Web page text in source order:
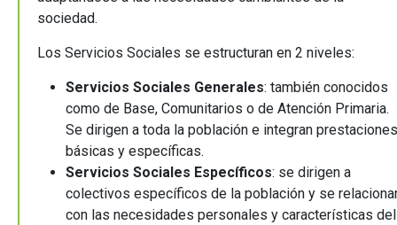
sociedad.
Los Servicios Sociales se estructuran en 2 niveles:
Servicios Sociales Generales: también conocidos
como de Base, Comunitarios o de Atención Primaria.
Se dirigen a toda la población e integran prestaciones
básicas y específicas.
Servicios Sociales Específicos: se dirigen a
colectivos específicos de la población y se
con las necesidades personales y características del